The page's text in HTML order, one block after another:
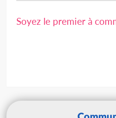
Soyez le premier à